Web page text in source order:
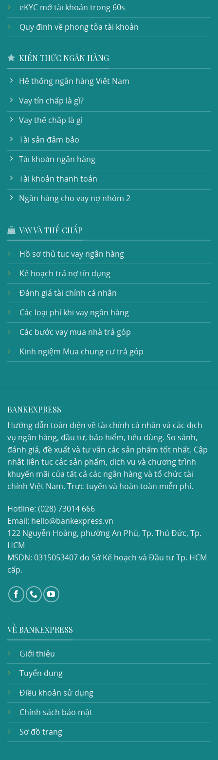
eKYC mở tài khoản trong 60s
Quy định về phong tỏa tài khoản
KIẾN THỨC NGÂN HÀNG
Hệ thống ngân hàng Việt Nam
Vay tín chấp là gì?
Vay thế chấp là gì
Tài sản đảm bảo
Tài khoản ngân hàng
Tài khoản thanh toán
Ngân hàng cho vay nợ nhóm 2
VAY VÀ THẾ CHẤP
Hồ sơ thủ tục vay ngân hàng
Kế hoạch trả nợ tín dụng
Đánh giá tài chính cá nhân
Các loại phí khi vay ngân hàng
Các bước vay mua nhà trả góp
Kinh ngiệm Mua chung cư trả góp
BANKEXPRESS
Hướng dẫn toàn diện về tài chính cá nhân và các dịch
vụ ngân hàng, đầu tư, bảo hiểm, tiêu dùng. So sánh,
đánh giá, đề xuất và tư vấn các sản phẩm tốt nhất. Cập
nhật liên tục các sản phẩm, dịch vụ và chương trình
khuyến mãi của tất cả các ngân hàng và tổ chức tài
chính Việt Nam. Trực tuyến và hoàn toàn miễn phí.
Hotline: (028) 73014 666
Email: hello@bankexpress.vn
122 Nguyễn Hoàng, phường An Phú, Tp. Thủ Đức, Tp.
HCM
MSDN: 0315053407 do Sở Kế hoạch và Đầu tư Tp. HCM
cấp.
VỀ BANKEXPRESS
Giới thiệu
Tuyển dụng
Điều khoản sử dụng
Chính sách bảo mật
Sơ đồ trang